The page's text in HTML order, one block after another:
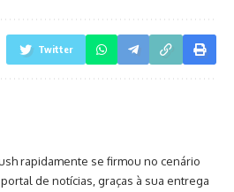
Twitter
rapidamente se firmou no cenário
de notícias, graças à sua entrega